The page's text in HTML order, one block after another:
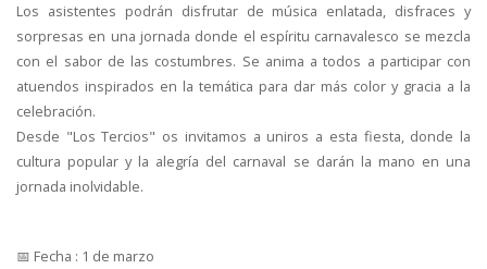
Los asistentes podrán disfrutar de música enlatada, disfraces y
sorpresas en una jornada donde el espíritu carnavalesco se mezcla
con el sabor de las costumbres. Se anima a todos a participar con
atuendos inspirados en la temática para dar más color y gracia a la
celebración.
Desde "Los Tercios" os invitamos a uniros a esta fiesta, donde la
cultura popular y la alegría del carnaval se darán la mano en una
jornada inolvidable.
📅 Fecha : 1 de marzo